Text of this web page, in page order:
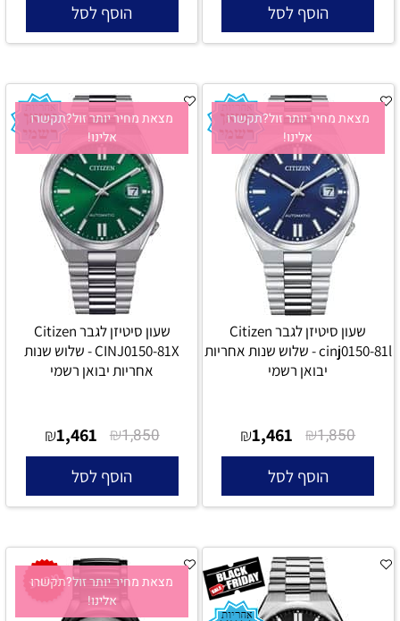
הוסף לסל הוסף לסל
מצאת מחיר יותר זול?תקשרו
אלינו!
שעון סיטיזן לגבר Citizen
cinj0150-81l - שלוש שנות אחריות
יבואן רשמי
₪1,850
₪1,461
הוסף לסל
מצאת מחיר יותר זול?תקשרו
אלינו!
שעון סיטיזן לגבר Citizen
CINJ0150-81X - שלוש שנות
אחריות יבואן רשמי
₪1,850
₪1,461
הוסף לסל
מצאת מחיר יותר זול?תקשרו
אלינו!